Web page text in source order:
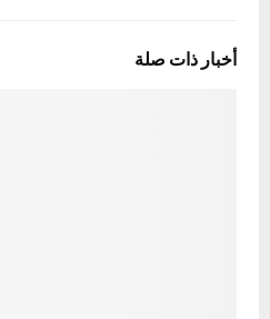
أخبار ذات صلة